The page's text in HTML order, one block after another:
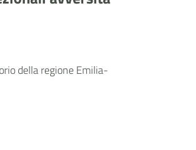
della regione Emilia-